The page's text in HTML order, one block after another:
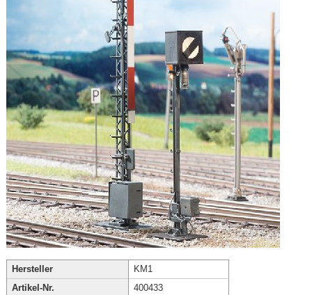
Hersteller
KM1
Artikel-Nr.
400433